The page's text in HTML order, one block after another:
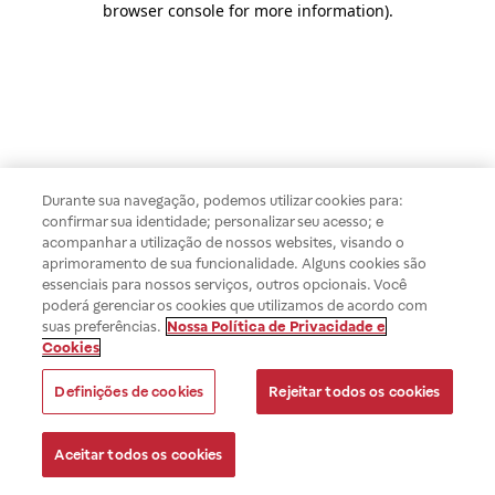
browser console for more information).
Durante sua navegação, podemos utilizar cookies para:
confirmar sua identidade; personalizar seu acesso; e
acompanhar a utilização de nossos websites, visando o
aprimoramento de sua funcionalidade. Alguns cookies são
essenciais para nossos serviços, outros opcionais. Você
poderá gerenciar os cookies que utilizamos de acordo com
suas preferências. Nossa Política de Privacidade e
Cookies
Definições de cookies Rejeitar todos os cookies
Aceitar todos os cookies